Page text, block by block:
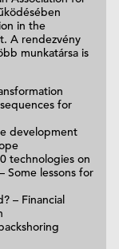
in the
A rendezvény
munkatársa is
for
development
technologies on
Some lessons for
– Financial